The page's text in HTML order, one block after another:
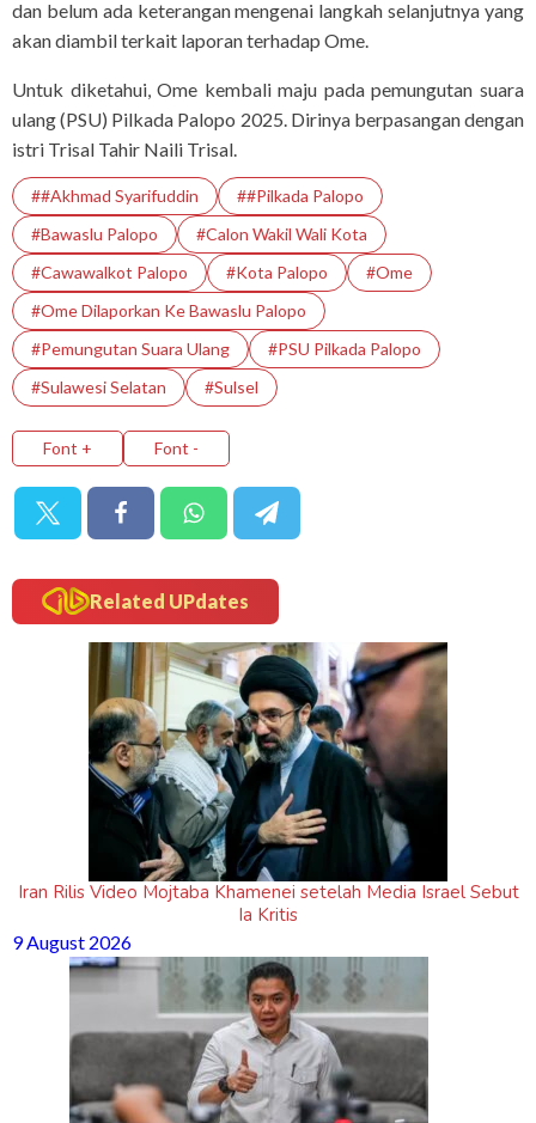
dan belum ada keterangan mengenai langkah selanjutnya yang
akan diambil terkait laporan terhadap Ome.
Untuk diketahui, Ome kembali maju pada pemungutan suara
ulang (PSU) Pilkada Palopo 2025. Dirinya berpasangan dengan
istri Trisal Tahir Naili Trisal.
##Akhmad Syarifuddin
##Pilkada Palopo
#Bawaslu Palopo
#calon Wakil Wali Kota
#Cawawalkot Palopo
#Kota Palopo
#Ome
#Ome Dilaporkan Ke Bawaslu Palopo
#Pemungutan Suara Ulang
#PSU Pilkada Palopo
#Sulawesi Selatan
#Sulsel
Font + Font -
Related UPdates
Iran Rilis Video Mojtaba Khamenei setelah Media Israel Sebut
Ia Kritis
9 August 2026